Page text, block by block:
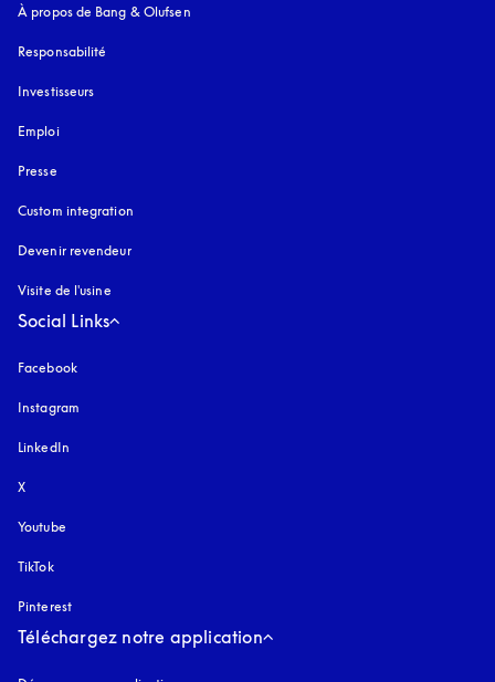
À propos de Bang & Olufsen
Responsabilité
Investisseurs
Emploi
Presse
Custom integration
Devenir revendeur
Visite de l'usine
Social Links
Facebook
Instagram
LinkedIn
X
Youtube
TikTok
Pinterest
Téléchargez notre application